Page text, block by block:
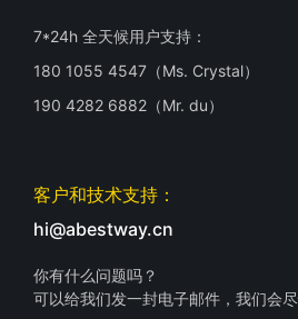
7*24h 全天候用户支持：
180 1055 4547（Ms. Crystal）
190 4282 6882（Mr. du）
客户和技术支持：
hi@abestway.cn
你有什么问题吗？
可以给我们发一封电子邮件，我们会尽